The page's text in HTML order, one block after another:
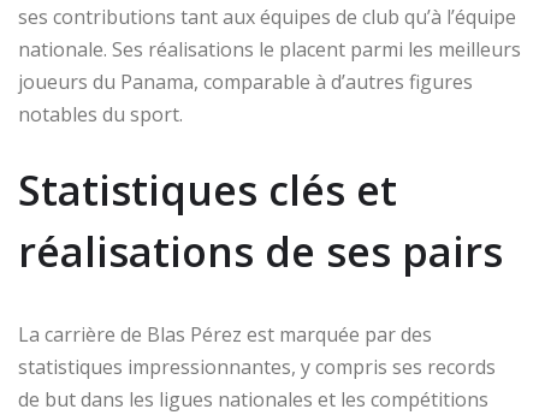
ses contributions tant aux équipes de club qu’à l’équipe
nationale. Ses réalisations le placent parmi les meilleurs
joueurs du Panama, comparable à d’autres figures
notables du sport.
Statistiques clés et
réalisations de ses pairs
La carrière de Blas Pérez est marquée par des
statistiques impressionnantes, y compris ses records
de but dans les ligues nationales et les compétitions